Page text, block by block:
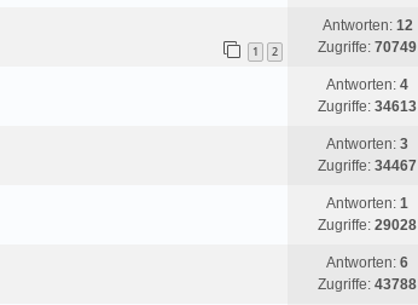
1 2
Antworten: 12
Zugriffe:70749
Antworten:4
Zugriffe:34613
Antworten:3
Zugriffe:34467
Antworten:1
Zugriffe:29028
Antworten:6
Zugriffe:43788